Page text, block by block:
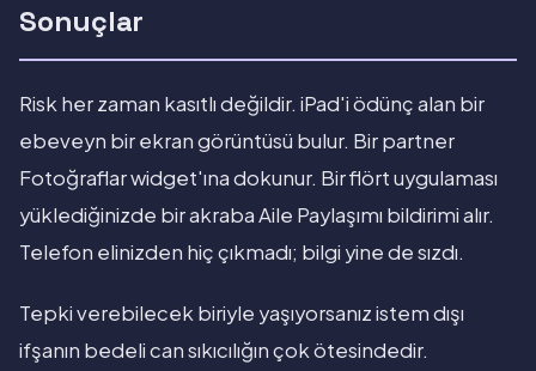
Sonuçlar
Risk her zaman kasıtlı değildir. iPad'i ödünç alan bir
ebeveyn bir ekran görüntüsü bulur. Bir partner
Fotoğraflar widget'ına dokunur. Bir flört uygulaması
yüklediğinizde bir akraba Aile Paylaşımı bildirimi alır.
Telefon elinizden hiç çıkmadı; bilgi yine de sızdı.
Tepki verebilecek biriyle yaşıyorsanız istem dışı
ifşanın bedeli can sıkıcılığın çok ötesindedir.